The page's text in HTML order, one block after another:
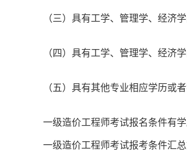
（三）具有工学、管理学、经济
（四）具有工学、管理学、经济
（五）具有其他专业相应学历或
一级造价工程师考试报名条件有
一级造价工程师考试报考条件汇总